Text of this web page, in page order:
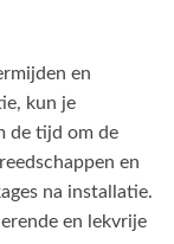
en
kun je
de tijd om de
en
na installatie.
en lekvrije